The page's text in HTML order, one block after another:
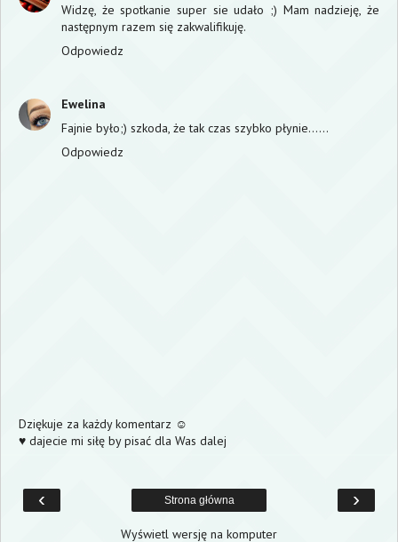
Widzę, że spotkanie super sie udało ;) Mam nadzieję, że
następnym razem się zakwalifikuję.
Odpowiedz
Ewelina
Fajnie było;) szkoda, że tak czas szybko płynie......
Odpowiedz
Dziękuje za każdy komentarz ☺
♥ dajecie mi siłę by pisać dla Was dalej
‹ ›
Strona główna
Wyświetl wersję na komputer